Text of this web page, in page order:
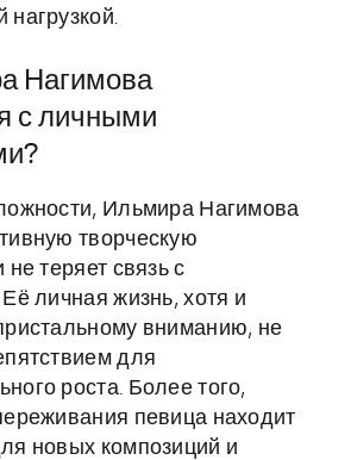
нагрузкой.
Нагимова
с личными
Ильмира Нагимова
творческую
не теряет связь с
личная жизнь, хотя и
вниманию, не
для
роста. Более того,
певица находит
новых композиций и